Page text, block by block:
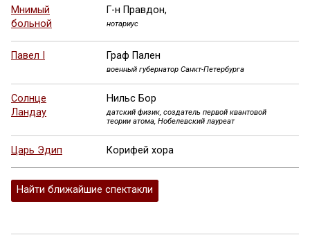
Мнимый
больной
Г-н Правдон,
нотариус
Павел I Граф Пален
военный губернатор Санкт-Петербурга
Солнце
Ландау
Нильс Бор
датский физик, создатель первой квантовой
теории атома, Нобелевский лауреат
Царь Эдип Корифей хора
Найти ближайшие спектакли